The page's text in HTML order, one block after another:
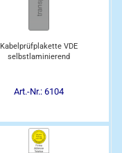
Kabelprüfplakette VDE
selbstlaminierend
Art.-Nr.: 6104